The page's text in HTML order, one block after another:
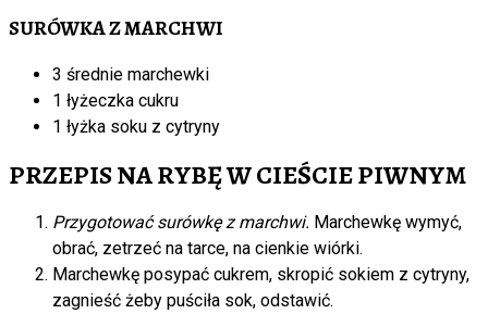
SURÓWKA Z MARCHWI
3 średnie marchewki
1 łyżeczka cukru
1 łyżka soku z cytryny
PRZEPIS NA RYBĘ W CIEŚCIE PIWNYM
Przygotować surówkę z marchwi. Marchewkę wymyć,
obrać, zetrzeć na tarce, na cienkie wiórki.
Marchewkę posypać cukrem, skropić sokiem z cytryny,
zagnieść żeby puściła sok, odstawić.